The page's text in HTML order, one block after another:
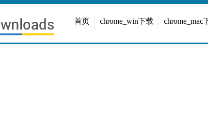
首页 chrome_win下载 chrome_mac